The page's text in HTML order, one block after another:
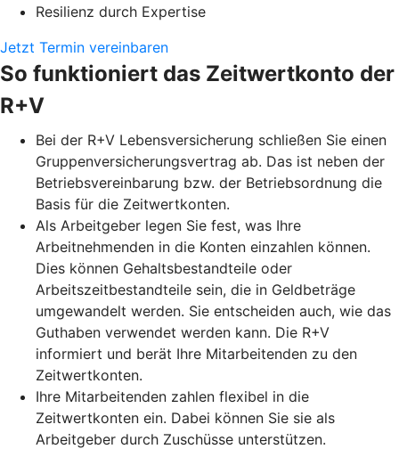
Resilienz durch Expertise
Jetzt Termin vereinbaren
So funktioniert das Zeitwertkonto der
R+V
Bei der R+V Lebensversicherung schließen Sie einen
Gruppenversicherungsvertrag ab. Das ist neben der
Betriebsvereinbarung bzw. der Betriebsordnung die
Basis für die Zeitwertkonten.
Als Arbeitgeber legen Sie fest, was Ihre
Arbeitnehmenden in die Konten einzahlen können.
Dies können Gehaltsbestandteile oder
Arbeitszeitbestandteile sein, die in Geldbeträge
umgewandelt werden. Sie entscheiden auch, wie das
Guthaben verwendet werden kann. Die R+V
informiert und berät Ihre Mitarbeitenden zu den
Zeitwertkonten.
Ihre Mitarbeitenden zahlen flexibel in die
Zeitwertkonten ein. Dabei können Sie sie als
Arbeitgeber durch Zuschüsse unterstützen.